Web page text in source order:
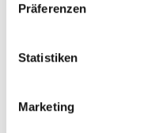
Präferenzen
Statistiken
Marketing
Inkl. MwSt. zzgl.
Mehr In den Warenkorb